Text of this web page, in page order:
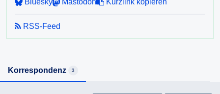
Landtagswahlordnung trafen bei der Gemeinde ein? Wie
vielen dieser Anträge wurde stattgegeben?
AuskunftsG die Auskunft möglichst rasch, spätestens aber
Bluesky
Mastodon Kurzlink kopieren
RSS-Feed
Korrespondenz 3